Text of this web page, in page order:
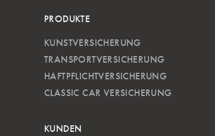
PRODUKTE
KUNSTVERSICHERUNG
TRANSPORTVERSICHERUNG
HAFTPFLICHTVERSICHERUNG
CLASSIC CAR VERSICHERUNG
KUNDEN